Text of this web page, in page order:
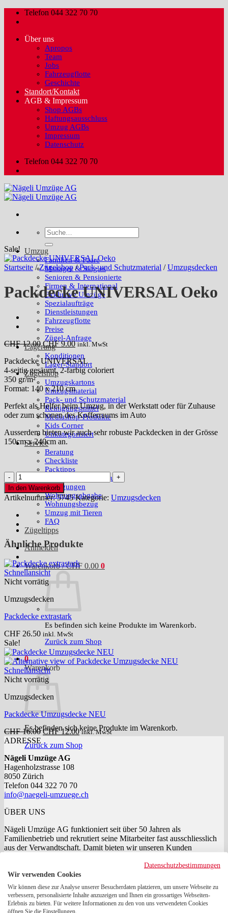
Zum
Inhalt
Telefon 044 322 70 70
Über uns
Apropos
Team
Jobs
Fahrzeugflotte
Geschichte
Standort/Kontakt
AGB & Impressum
Shop AGBs
Haftungsausschluss
Umzug AGBs
Impressum
Datenschutz
Telefon 044 322 70 70
Suche
nach:
Umzug
Familien & Paare
Manager & Singles
Senioren & Pensionierte
Firmen & International
Exklusive Umzüge
Spezialaufträge
Dienstleistungen
Fahrzeugflotte
Preise
Zügel-Anfrage
Lagerung
Konditionen
Lager-Standort
Zügelshop
Umzugskartons
Umzugsmaterial
Pack- und Schutzmaterial
Reinigungsmittel
Mediashop-Produkte
Kids Corner
Unkategorisiert
Service
Beratung
Checkliste
Packtipps
Räumung & Entsorgung
Reinigungen
Wohnungsabgabe
Wohnungsbezug
Umzug mit Tieren
FAQ
Zügeltipps
Anmelden
Warenkorb /CHF 0.00 0
Es befinden sich keine Produkte im Warenkorb.
Zurück zum Shop
0
Warenkorb
Es befinden sich keine Produkte im Warenkorb.
Zurück zum Shop
Sale!
Startseite / Zügelshop / Pack- und Schutzmaterial / Umzugsdecken
Packdecke UNIVERSAL Oeko
CHF12.00 Ursprünglicher
Preis
war:
CHF 12.00
CHF9.00Aktueller
ist:
CHF 9.00.
inkl. MwSt
Packdecke UNIVERSAL
4-seitig gesäumt, 2-farbig coloriert
350 gr/m²
Format: 140 x 210 cm
Perfekt als Helfer beim Umzug, in der Werkstatt oder für Zuhause
oder zum schonen des Kofferraums im Auto
Ausserdem bieten wir auch sehr robuste Packdecken in der Grösse
150cm x 240cm an.
Packdecke
UNIVERSAL
Oeko
Menge
In den Warenkorb
Artikelnummer:5745 Kategorie: Umzugsdecken
Ähnliche Produkte
Schnellansicht
Nicht vorrätig
Umzugsdecken
Packdecke extrastark
CHF 26.50 inkl. MwSt
Sale!
Schnellansicht
Nicht vorrätig
Umzugsdecken
Packdecke Umzugsdecke NEU
CHF16.00Ursprünglicher
war:
CHF 16.00
CHF12.00Aktueller
ist:
inkl. MwSt
ADRESSE
Nägeli Umzüge AG
Hagenholzstrasse 108
8050 Zürich
Telefon 044 322 70 70
info@naegeli-umzuege.ch
ÜBER UNS
Nägeli Umzüge AG funktioniert seit über 50 Jahren als
Familienbetrieb und rekrutiert seine Mitarbeiter fast ausschliesslich
aus der Verwandtschaft. Damit bieten wir unseren Kunden
SHOP-Sicherheit
Beste Shop-Sicherheit mit unserem E-Commerce Partner: Die
PostFinance garantiert für Ihre Sicherheit beim Onlinekauf und
verwendet stets die neusten Sicherheitsverfahren um die
Datenschutzbestimmungen
Wir verwenden Cookies
Wir können diese zur Analyse unserer Besucherdaten platzieren, um unsere Webseite zu
verbessern, personalisierte Inhalte anzuzeigen und Ihnen ein grossartiges Webseiten-
Erlebnis zu bieten. Für weitere Informationen zu den von uns verwendeten Cookies
öffnen Sie die Einstellungen.